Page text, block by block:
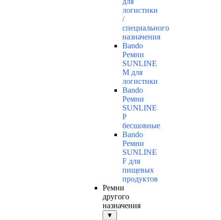
логистики
/
специального
назначения
Bando
Ремни
SUNLINE
M для
логистики
Bando
Ремни
SUNLINE
P
бесшовные
Bando
Ремни
SUNLINE
F для
пищевых
продуктов
Ремни
другого
назначения
▼